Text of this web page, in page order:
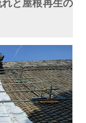
と屋根再生の